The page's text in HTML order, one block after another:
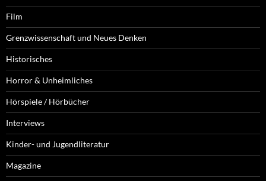
Film
Grenzwissenschaft und Neues Denken
Historisches
Horror & Unheimliches
Hörspiele / Hörbücher
Interviews
Kinder- und Jugendliteratur
Magazine